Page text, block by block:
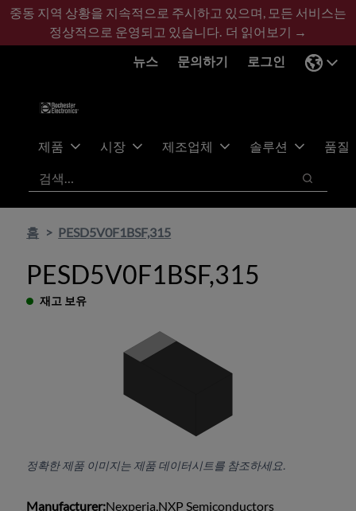
기
콘
바
글
중동 지역 상황을 지속적으로 주시하고 있으며, 모든 서비스는
정상적으로 운영되고 있습니다. 더 읽어보기 →
뉴스
문의하기 로그인
제품 시장 제조업체 솔루션
품질
검색
검색
홈 PESD5V0F1BSF,315
PESD5V0F1BSF,315
재고 보유
정확한 제품 이미지는 제품 데이터시트를 참조하세요.
Manufacturer:Nexperia,NXP Semiconductors